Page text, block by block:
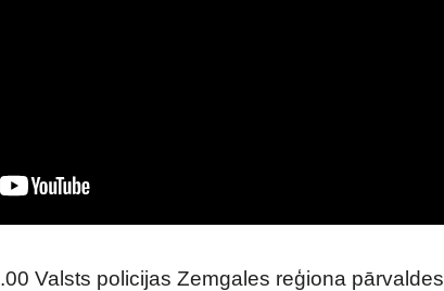
Valsts policijas Zemgales reģiona pārvaldes